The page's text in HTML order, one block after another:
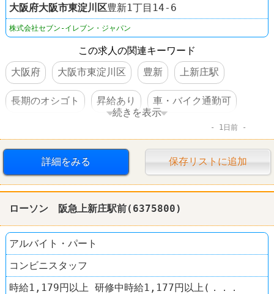
大阪府大阪市東淀川区豊新1丁目14-6
株式会社セブン-イレブン・ジャパン
この求人の関連キーワード
大阪府
大阪市東淀川区 豊新 上新庄駅
長期のオシゴト 昇給あり 車・バイク通勤可
続きを表示
1日前
詳細をみる 保存リストに追加
ローソン 阪急上新庄駅前(6375800)
アルバイト・パート
コンビニスタッフ
時給1,179円以上 研修中時給1,177円以上(．．．